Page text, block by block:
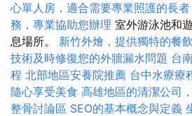
心單人房，適合需要專業照護的長者
務，專業協助您辦理 室外游泳池和
息場所。 新竹外燴，提供獨特的餐
技術及時修復您的外牆漏水問題 台
程 北部地區安養院推薦 台中水療療
隨心享受美食 高雄地區的清潔公司
整骨討論區 SEO的基本概念與定義